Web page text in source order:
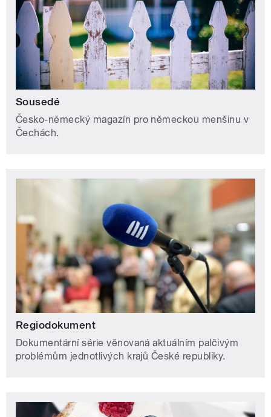
Sousedé
Česko-německý magazín pro německou menšinu v
Čechách.
Regiodokument
Dokumentární série věnovaná aktuálním palčivým
problémům jednotlivých krajů České republiky.